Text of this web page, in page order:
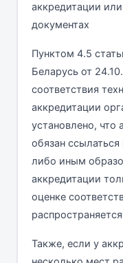
аккредитации
документах
Пунктом 4.5
Беларусь от
соответствия
аккредитации
установлено, что
обязан ссылаться
либо иным
аккредитации
оценке
Также, если у